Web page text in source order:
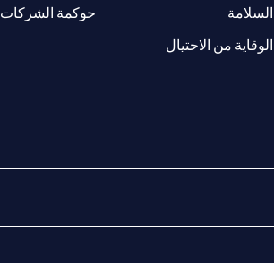
السلامة
الوقاية من الاحتيال
حوكمة الشركات
(opens in a new tab)